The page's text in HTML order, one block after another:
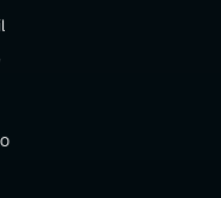
aba)
aba)